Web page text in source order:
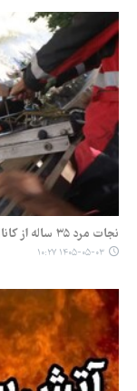
نجات مرد ۳۵ ساله از کانال ۵ متری در طبرسی شمالی
۱۴۰۵-۰۵-۰۳ ۱۰:۲۷